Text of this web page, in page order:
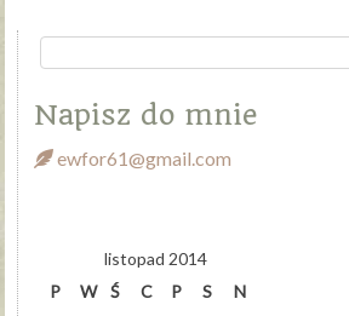
Napisz do mnie
ewfor61@gmail.com
listopad 2014
P
W Ś C P S
N